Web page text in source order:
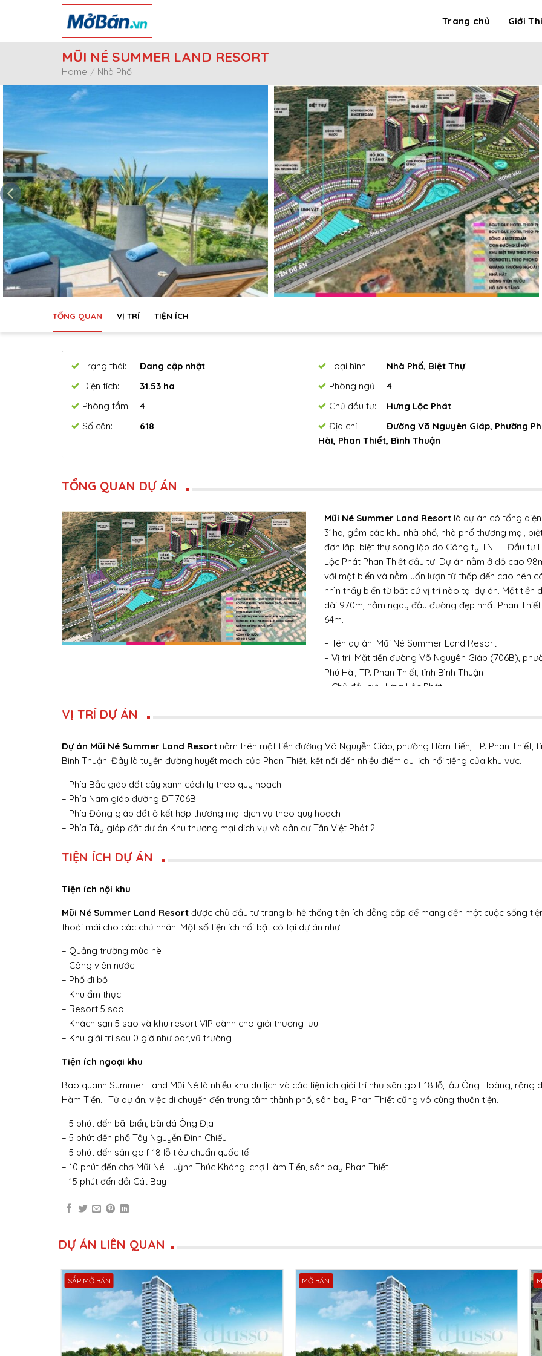
Trang chủ Giới
MŨI NÉ SUMMER LAND RESORT
Home / Nhà Phố
TỔNG QUAN VỊ TRÍ TIỆN ÍCH
Trạng thái: Đang cập nhật Loại hình:
Nhà Phố, Biệt Thự
Diện tích:
31.53 ha Phòng ngủ:
4
Phòng tắm:
4 Chủ đầu tư:
Hưng Lộc Phát
Số căn:
618 Địa chỉ:
Đường Võ Nguyên Giáp, Phường
Hài, Phan Thiết, Bình Thuận
TỔNG QUAN DỰ ÁN
Mũi Né Summer Land Resortlà dự án có tổng
31ha, gồm các khu nhà phố, nhà phố thương mại,
đơn lập, biệt thự song lập do Công ty TNHH Đầu tư
Lộc Phát Phan Thiết đầu tư. Dự án nằm ở độ cao
với mặt biển và nằm uốn lượn từ thấp đến cao nên
nhìn thấy biển từ bất cứ vị trí nào tại dự án. Mặt tiền
dài 970m, nằm ngay đầu đường đẹp nhất Phan
64m.
– Tên dự án: Mũi Né Summer Land Resort
– Vị trí: Mặt tiền đường Võ Nguyên Giáp (706B),
Phú Hài, TP. Phan Thiết, tỉnh Bình Thuận
– Chủ đầu tư: Hưng Lộc Phát
+ Đất công trình công cộng: 6.596,7m2
+ Đất công viên cây xanh quảng trường: 42.136,2m2
+ Biệt thự đơn lập: 50 căn
+ Biệt thự song lập: 77 căn
+ Giai đoạn 1 (tháng 1/2019 – tháng 1/2020): Xây
thống giao thông và hạ tầng kỹ thuật, khu quảng
VỊ TRÍ DỰ ÁN
Dự án Mũi Né Summer Land Resort nằm trên mặt tiền đường Võ Nguyễn Giáp, phường Hàm Tiến, TP. Phan Thiết,
Bình Thuận. Đây là tuyến đường huyết mạch của Phan Thiết, kết nối đến nhiều điểm du lịch nổi tiếng của khu vực.
– Phía Bắc giáp đất cây xanh cách ly theo quy hoạch
– Phía Nam giáp đường ĐT.706B
– Phía Đông giáp đất ở kết hợp thương mại dịch vụ theo quy hoạch
– Phía Tây giáp đất dự án Khu thương mại dịch vụ và dân cư Tân Việt Phát 2
TIỆN ÍCH DỰ ÁN
Tiện ích nội khu
Mũi Né Summer Land Resort được chủ đầu tư trang bị hệ thống tiện ích đẳng cấp để mang đến một cuộc sống
thoải mái cho các chủ nhân. Một số tiện ích nổi bật có tại dự án như:
– Quảng trường mùa hè
– Công viên nước
– Phố đi bộ
– Khu ẩm thực
– Resort 5 sao
– Khách sạn 5 sao và khu resort VIP dành cho giới thượng lưu
– Khu giải trí sau 0 giờ như bar,vũ trường
Tiện ích ngoại khu
Bao quanh Summer Land Mũi Né là nhiều khu du lịch và các tiện ích giải trí như sân golf 18 lỗ, lầu Ông Hoàng, rặng
Hàm Tiến… Từ dự án, việc di chuyển đến trung tâm thành phố, sân bay Phan Thiết cũng vô cùng thuận tiện.
– 5 phút đến bãi biển, bãi đá Ông Địa
– 5 phút đến phố Tây Nguyễn Đình Chiểu
– 5 phút đến sân golf 18 lỗ tiêu chuẩn quốc tế
– 10 phút đến chợ Mũi Né Huỳnh Thúc Kháng, chợ Hàm Tiến, sân bay Phan Thiết
– 15 phút đến đồi Cát Bay
DỰ ÁN LIÊN QUAN
SẮP MỞ BÁN MỞ BÁN
ĐĂNG KÝ NHẬN BÁO TỪ CĐT
Đăng ký nhận thông tin ưu đãi & bảng